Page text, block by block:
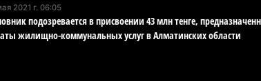
5
2021 г. 06:05
подозревается в присвоении 43 млн тенге,
жилищно-коммунальных услуг в Алматинских области